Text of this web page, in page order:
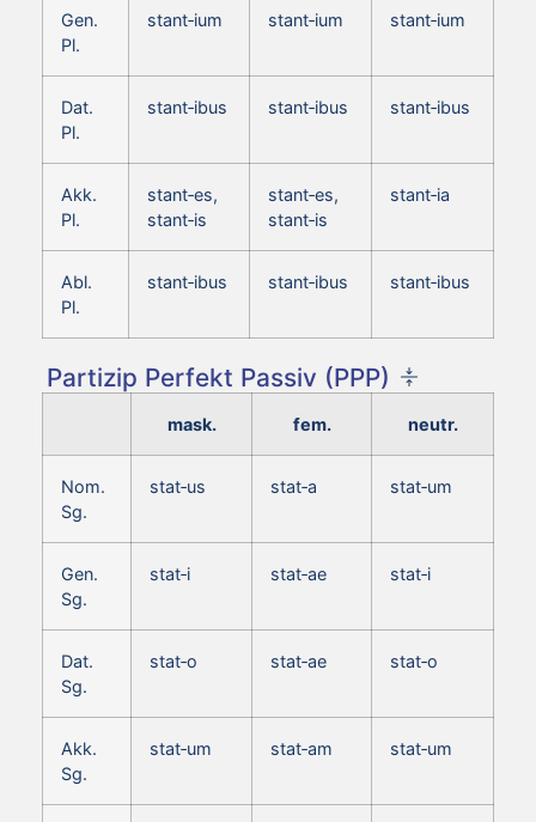
Gen.
Pl.
stant‑ium stant‑ium stant‑ium
Dat.
Pl.
stant‑ibus stant‑ibus stant‑ibus
Akk.
Pl.
stant‑es,
stant‑is
stant‑es,
stant‑is
stant‑ia
Abl.
Pl.
stant‑ibus stant‑ibus stant‑ibus
Partizip Perfekt Passiv (PPP)
mask. fem. neutr.
Nom.
Sg.
stat‑us stat‑a stat‑um
Gen.
Sg.
stat‑i stat‑ae stat‑i
Dat.
Sg.
stat‑o stat‑ae stat‑o
Akk.
Sg.
stat‑um stat‑am stat‑um